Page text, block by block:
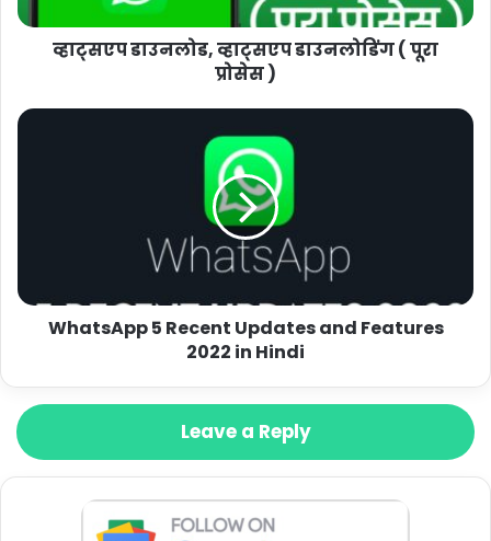
व्हाट्सएप डाउनलोड, व्हाट्सएप डाउनलोडिंग ( पूरा
प्रोसेस )
WhatsApp 5 Recent Updates and Features
2022 in Hindi
Leave a Reply